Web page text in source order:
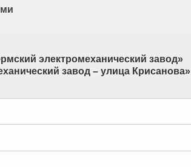
электромеханический завод»
завод – улица Крисанова»